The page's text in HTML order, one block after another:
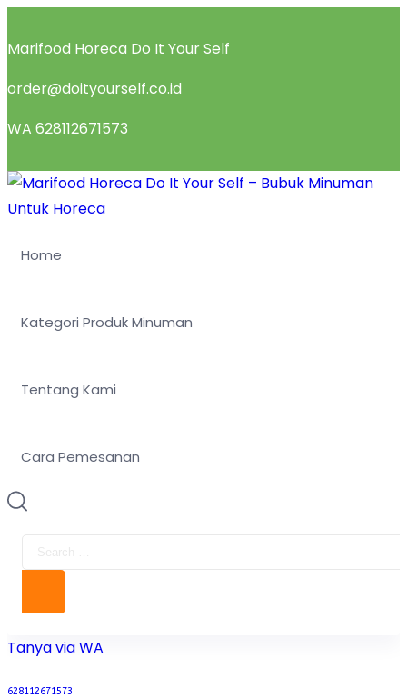
Marifood Horeca Do It Your Self
order@doityourself.co.id
WA 628112671573
Home
Kategori Produk Minuman
Tentang Kami
Cara Pemesanan
Tanya via WA
628112671573